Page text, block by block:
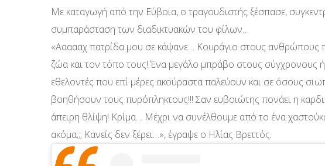
Με καταγωγή από την Εύβοια, ο τραγουδιστής ξέσπασε,
συμπαράσταση των διαδικτυακών του φίλων…
«Αααααχ πατρίδα μου σε κάψανε… Κουράγιο στους ανθρώπους
ζώα και τον τόπο τους! Ένα μεγάλο μπράβο στους σύγχρονους
εθελοντές που επί μέρες ακούραστα παλεύουν και σε όσους
βοηθήσουν τους πυρόπληκτους!!! Σαν ευβοιώτης πονάει η
άπειρη θλίψη! Κρίμα… Μέχρι να συνέλθουμε από το ένα
ακόμα;;; Κανείς δεν ξέρει…», έγραψε ο Ηλίας Βρεττός.